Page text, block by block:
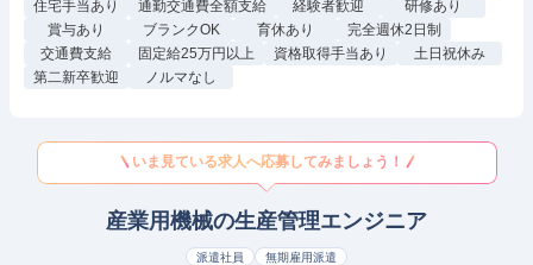
住宅手当あり
通勤交通費全額支給 経験者歓迎
研修あり
賞与あり
ブランクOK 育休あり
完全週休2日制
交通費支給
固定給25万円以上 資格取得手当あり
土日祝休み
第二新卒歓迎
ノルマなし
いま見ている求人へ応募してみましょう！
産業用機械の生産管理エンジニア
派遣社員 無期雇用派遣